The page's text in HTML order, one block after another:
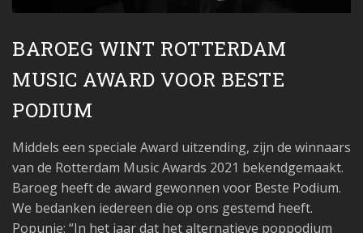
BAROEG WINT ROTTERDAM
MUSIC AWARD VOOR BESTE
PODIUM
Middels een speciale Award uitzending, zijn de winnaars
van de Rotterdam Music Awards 2021 bekendgemaakt.
Baroeg heeft de award gewonnen voor Beste Podium.
We bedanken iedereen die op ons gestemd heeft.
Popunie: “In het jaar dat het alternatieve poppodium